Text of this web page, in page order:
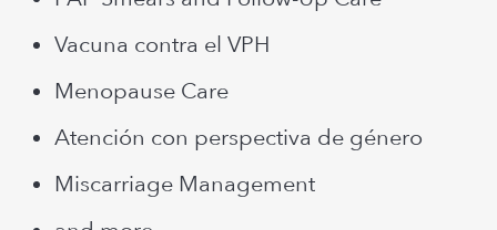
Vacuna contra el VPH
Menopause Care
Atención con perspectiva de género
Miscarriage Management